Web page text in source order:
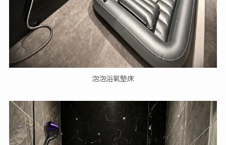
泡泡浴氣墊床